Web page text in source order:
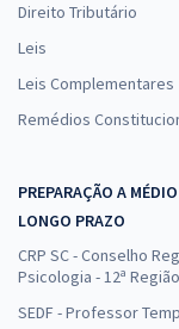
Direito Tributário
Leis
Leis Complementares
Remédios
PREPARAÇÃO A
LONGO PRAZO
CRP SC - Conselho
Psicologia - 12ª Região
SEDF - Professor